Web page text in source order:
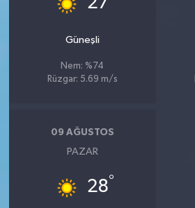
Güneşli
Nem: %74
Rüzgar: 5.69 m/s
09 AĞUSTOS
PAZAR
28°
SEÇİM 2014
KİM KİMDİR
ÇEK GÖNDER
HEDEF2020
OTOMOBİL